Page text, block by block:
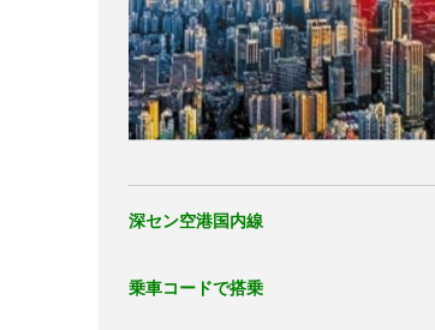
深セン空港国内線
乗車コードで搭乗